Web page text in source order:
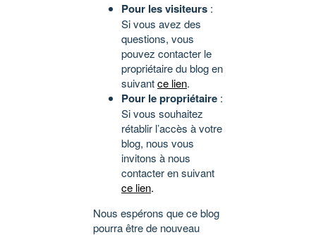
Pour les visiteurs :
Si vous avez des
questions, vous
pouvez contacter le
propriétaire du blog en
suivantce lien.
Pour le propriétaire :
Si vous souhaitez
rétablir l’accès à votre
blog, nous vous
invitons à nous
contacter en suivant
ce lien.
Nous espérons que ce blog
pourra être de nouveau